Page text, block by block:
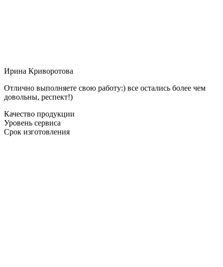
Ирина Криворотова
Отлично выполняете свою работу:) все остались более чем
довольны, респект!)
Качество продукции
Уровень сервиса
Срок изготовления